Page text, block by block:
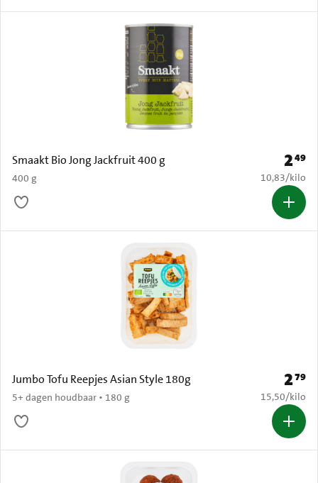
Smaakt Bio Jong Jackfruit 400 g
400 g
Prijs:
249
€ 10,83 per
10,83/kilo
Jumbo Tofu Reepjes Asian Style 180g
5+ dagen houdbaar • 180 g
Prijs:
279
€ 15,50 per
15,50/kilo